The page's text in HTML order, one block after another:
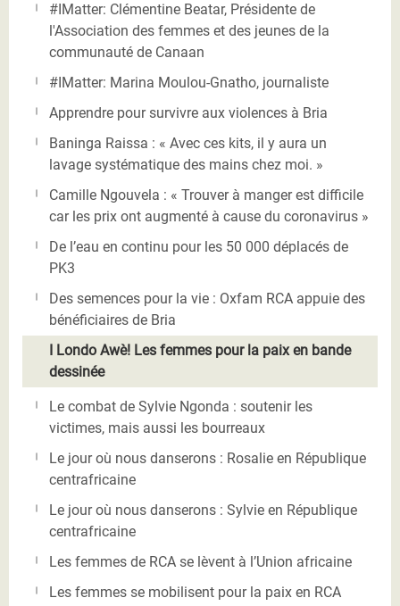
#IMatter: Clémentine Beatar, Présidente de
l'Association des femmes et des jeunes de la
communauté de Canaan
#IMatter: Marina Moulou-Gnatho, journaliste
Apprendre pour survivre aux violences à Bria
Baninga Raissa : « Avec ces kits, il y aura un
lavage systématique des mains chez moi. »
Camille Ngouvela : « Trouver à manger est difficile
car les prix ont augmenté à cause du coronavirus »
De l’eau en continu pour les 50 000 déplacés de
PK3
Des semences pour la vie : Oxfam RCA appuie des
bénéficiaires de Bria
I Londo Awè! Les femmes pour la paix en bande
dessinée
Le combat de Sylvie Ngonda : soutenir les
victimes, mais aussi les bourreaux
Le jour où nous danserons : Rosalie en République
centrafricaine
Le jour où nous danserons : Sylvie en République
centrafricaine
Les femmes de RCA se lèvent à l’Union africaine
Les femmes se mobilisent pour la paix en RCA